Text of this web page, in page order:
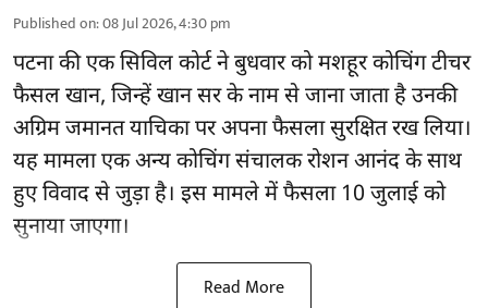
Published on:08 Jul 2026, 4:30 pm
पटना की एक सिविल कोर्ट ने बुधवार को मशहूर कोचिंग टीचर
फैसल खान, जिन्हें खान सर के नाम से जाना जाता है उनकी
अग्रिम जमानत याचिका पर अपना फैसला सुरक्षित रख लिया।
यह मामला एक अन्य कोचिंग संचालक रोशन आनंद के साथ
हुए विवाद से जुड़ा है। इस मामले में फैसला 10 जुलाई को
सुनाया जाएगा।
Read More